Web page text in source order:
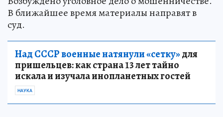
В ближайшее время материалы направят в
суд.
Над СССР военные натянули «сетку»для
пришельцев: как страна 13 лет тайно
искала и изучала инопланетных гостей
НАУКА